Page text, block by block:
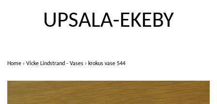
UPSALA-EKEBY
Home › Vicke Lindstrand - Vases › krokus vase 544